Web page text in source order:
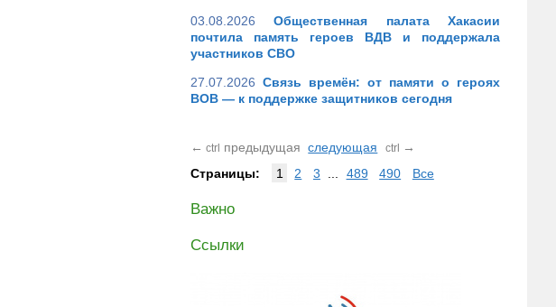
03.08.2026
Общественная палата Хакасии
почтила память героев ВДВ и поддержала
участников СВО
27.07.2026 Связь времён: от памяти о героях
ВОВ — к поддержке защитников сегодня
← ctrl предыдущая следующая ctrl →
Страницы:
1 2 3 489 490 Все
Важно
Ссылки